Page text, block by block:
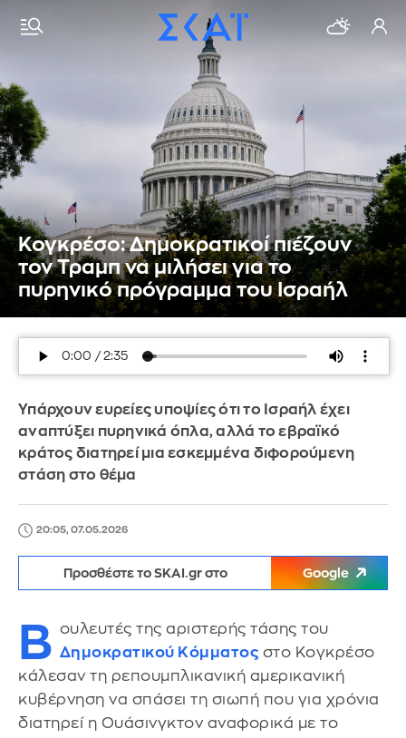
Κογκρέσο: Δημοκρατικοί πιέζουν
τον Τραμπ να μιλήσει για το
πυρηνικό πρόγραμμα του Ισραήλ
Υπάρχουν ευρείες υποψίες ότι το Ισραήλ έχει
αναπτύξει πυρηνικά όπλα, αλλά το εβραϊκό
κράτος διατηρεί μια εσκεμμένα διφορούμενη
στάση στο θέμα
20:05, 07.05.2026
Προσθέστε το SKAI.gr στο Google
Β ουλευτές της αριστερής τάσης του
Δημοκρατικού Κόμματος στο Κογκρέσο
κάλεσαν τη ρεπουμπλικανική αμερικανική
κυβέρνηση να σπάσει τη σιωπή που για χρόνια
διατηρεί η Ουάσινγκτον αναφορικά με το